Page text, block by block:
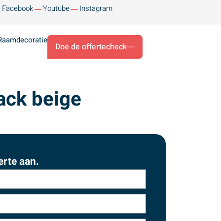
Facebook Youtube Instagram
Doe de offertecheck
beige
aan.